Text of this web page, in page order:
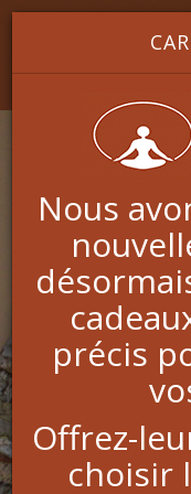
Image 1
Image 2
Image 3
Massage
Ce massage
effectué par deux
Il n'est pas
mouvements
De ce fait, vous
absolue et de
Nous
précis
Offrez-
choisir